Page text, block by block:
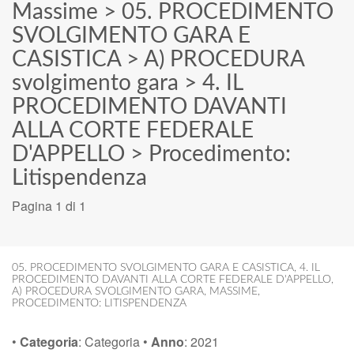
Massime > 05. PROCEDIMENTO
SVOLGIMENTO GARA E
CASISTICA> A) PROCEDURA
svolgimento gara > 4. IL
PROCEDIMENTO DAVANTI
ALLA CORTE FEDERALE
D'APPELLO > Procedimento:
Litispendenza
Pagina 1 di 1
05. PROCEDIMENTO SVOLGIMENTO GARA E CASISTICA, 4. IL
PROCEDIMENTO DAVANTI ALLA CORTE FEDERALE D'APPELLO,
A) PROCEDURA SVOLGIMENTO GARA, MASSIME,
PROCEDIMENTO: LITISPENDENZA
• Categoria: Categoria • Anno: 2021